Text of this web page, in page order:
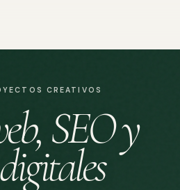
CREATIVOS
SEO y